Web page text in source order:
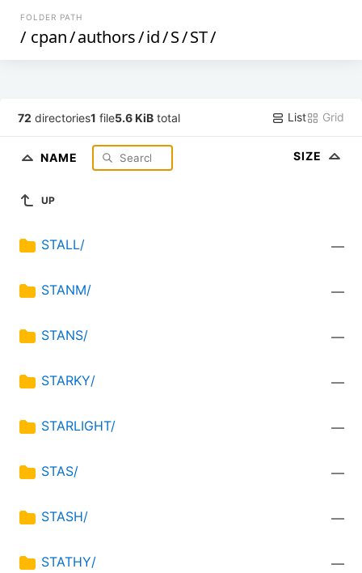
FOLDER PATH
/ cpan/authors/id/S/ST/
72 directories1 file5.6 KiB total List Grid
NAME SIZE
UP
STALL/ —
STANM/ —
STANS/ —
STARKY/ —
STARLIGHT/ —
STAS/ —
STASH/ —
STATHY/ —